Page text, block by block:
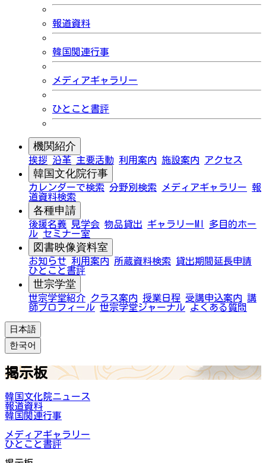
報道資料
韓国関連行事
メディアギャラリー
ひとこと書評
機関紹介
挨拶 沿革 主要活動 利用案内 施設案内 アクセス
韓国文化院行事
カレンダーで検索 分野別検索 メディアギャラリー 報
道資料検索
各種申請
後援名義 見学会 物品貸出 ギャラリーMI
多目的ホー
ル セミナー室
図書映像資料室
お知らせ 利用案内 所蔵資料検索
貸出期間延長申請
ひとこと書評
世宗学堂
世宗学堂紹介 クラス案内 授業日程 受講申込案内 講
師プロフィール 世宗学堂ジャーナル よくある質問
日本語
한국어
掲示板
韓国文化院ニュース
報道資料
韓国関連行事
メディアギャラリー
ひとこと書評